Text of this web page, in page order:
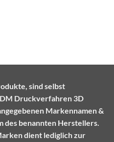
sind selbst
Druckverfahren 3D
Markennamen &
des benannten Herstellers.
dient lediglich zur